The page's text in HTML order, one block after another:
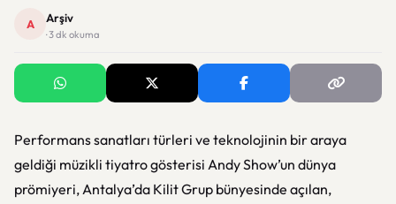
A Arşiv
· 3 dk okuma
Performans sanatları türleri ve teknolojinin bir araya
geldiği müzikli tiyatro gösterisi Andy Show’un dünya
prömiyeri, Antalya’da Kilit Grup bünyesinde açılan,